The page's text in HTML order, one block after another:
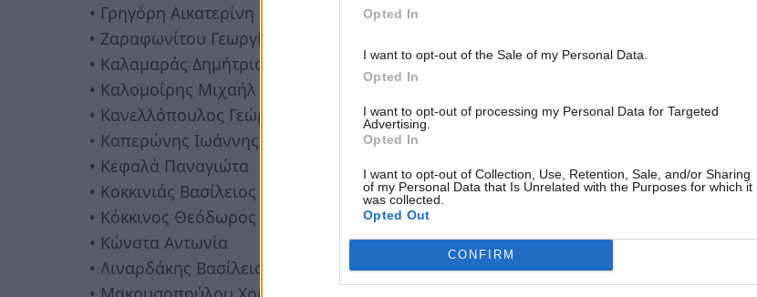
Opted In
I want to opt-out of the Sale of my Personal Data.
Opted In
I want to opt-out of processing my Personal Data for Targeted
Advertising.
Opted In
I want to opt-out of Collection, Use, Retention, Sale, and/or Sharing
of my Personal Data that Is Unrelated with the Purposes for which it
was collected.
Opted Out
CONFIRM
• Γρηγόρη Αικατερίνη
• Ζαραφωνίτου Γεωργία
• Καλαμαράς Δημήτριος
• Καλομοίρης Μιχαήλ
• Κανελλόπουλος Γεώργιος
• Καπερώνης Ιωάννης
• Κεφαλά Παναγιώτα
• Κοκκινιάς Βασίλειος
• Κόκκινος Θεόδωρος
• Κώνστα Αντωνία
• Λιναρδάκης Βασίλειος